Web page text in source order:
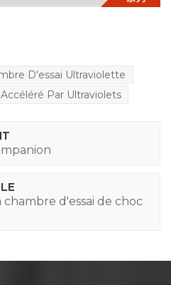
D'essai Ultraviolette
Par Ultraviolets
d'essai de choc